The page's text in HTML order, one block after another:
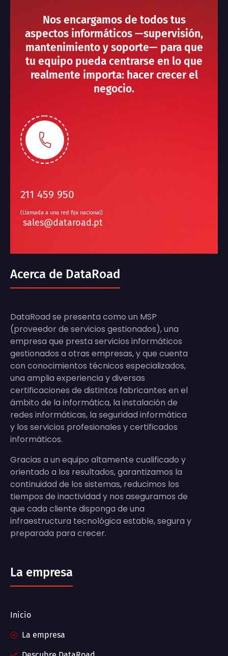
Nos encargamos de todos tus
aspectos informáticos —supervisión,
mantenimiento y soporte— para que
tu equipo pueda centrarse en lo que
realmente importa: hacer crecer el
negocio.
211 459 950
(Llamada a una red fija nacional)
sales@dataroad.pt
Acerca de DataRoad
DataRoad se presenta como un MSP
(proveedor de servicios gestionados), una
empresa que presta servicios informáticos
gestionados a otras empresas, y que cuenta
con conocimientos técnicos especializados,
una amplia experiencia y diversas
certificaciones de distintos fabricantes en el
ámbito de la informática, la instalación de
redes informáticas, la seguridad informática
y los servicios profesionales y certificados
informáticos.
Gracias a un equipo altamente cualificado y
orientado a los resultados, garantizamos la
continuidad de los sistemas, reducimos los
tiempos de inactividad y nos aseguramos de
que cada cliente disponga de una
infraestructura tecnológica estable, segura y
preparada para crecer.
La empresa
Inicio
La empresa